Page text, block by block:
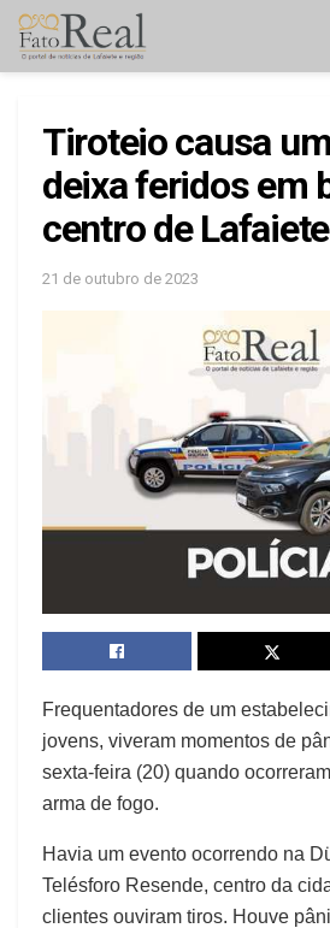
Tiroteio causa
deixa feridos em
centro de Lafaiete
21 de outubro de 2023
Frequentadores de um
jovens, viveram momentos de
sexta-feira (20) quando
arma de fogo.
Havia um evento ocorrendo na
Telésforo Resende, centro da
clientes ouviram tiros. Houve